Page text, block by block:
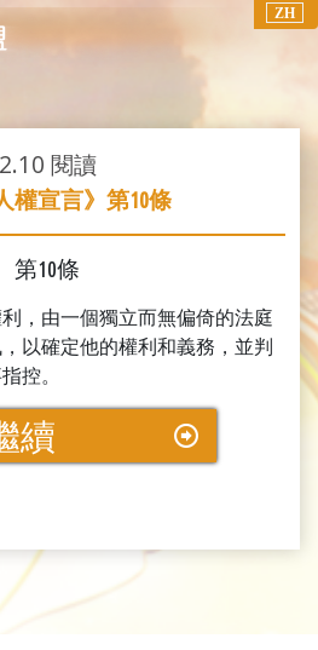
ZH
2.10 閱讀
權宣言》第10條
第10條
，由一個獨立而無偏倚的法庭
以確定他的權利和義務，並判
控。
續